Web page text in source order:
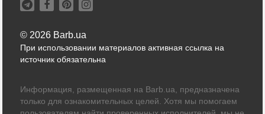
© 2026 Barb.ua
При использовании материалов активная ссылка на
источник обязательна
Информация, размещенная на Barb.ua, предназначена
только для ознакомительных целей. Хотя мы помогаем